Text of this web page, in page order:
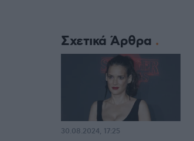
Σχετικά Άρθρα
30.08.2024, 17:25